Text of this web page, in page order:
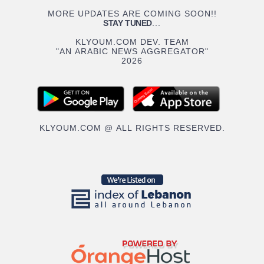
MORE UPDATES ARE COMING SOON!!
STAY TUNED...
KLYOUM.COM DEV. TEAM
"AN ARABIC NEWS AGGREGATOR"
2026
KLYOUM.COM @ ALL RIGHTS RESERVED.